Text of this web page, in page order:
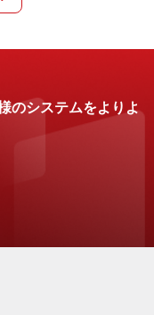
のシステムをよりよ